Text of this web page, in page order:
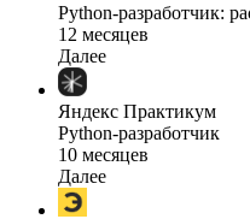
Python-разработчик:
12 месяцев
Далее
Яндекс Практикум
Python-разработчик
10 месяцев
Далее